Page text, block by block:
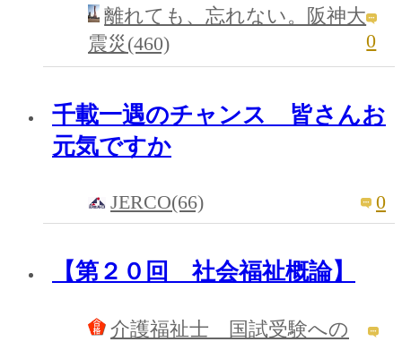
離れても、忘れない。阪神大
震災(460)
0
千載一遇のチャンス 皆さんお
元気ですか
JERCO(66) 0
【第２０回 社会福祉概論】
介護福祉士 国試受験への